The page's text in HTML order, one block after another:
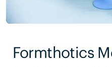
Formthotics